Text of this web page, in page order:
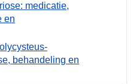
medicatie,
en
behandeling en